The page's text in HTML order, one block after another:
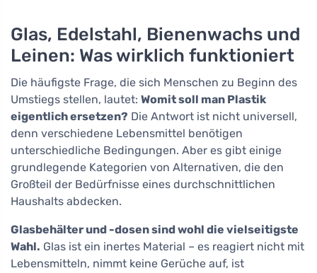
Glas, Edelstahl, Bienenwachs und
Leinen: Was wirklich funktioniert
Die häufigste Frage, die sich Menschen zu Beginn des
Umstiegs stellen, lautet: Womit soll man Plastik
eigentlich ersetzen? Die Antwort ist nicht universell,
denn verschiedene Lebensmittel benötigen
unterschiedliche Bedingungen. Aber es gibt einige
grundlegende Kategorien von Alternativen, die den
Großteil der Bedürfnisse eines durchschnittlichen
Haushalts abdecken.
Glasbehälter und -dosen sind wohl die vielseitigste
Wahl. Glas ist ein inertes Material – es reagiert nicht mit
Lebensmitteln, nimmt keine Gerüche auf, ist